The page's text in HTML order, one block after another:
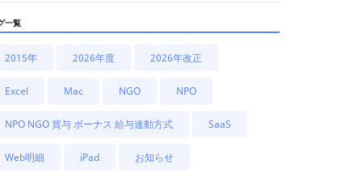
一覧
2015年 2026年度 2026年改正
Excel Mac NGO NPO
NPO NGO 賞与 ボーナス 給与連動方式 SaaS
Web明細 iPad お知らせ